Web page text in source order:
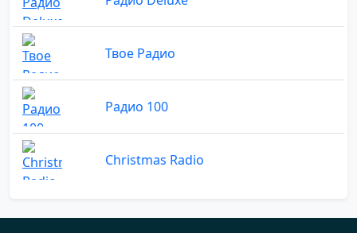
Твое Радио
Радио 100
Christmas Radio